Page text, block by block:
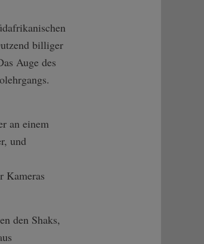
billiger
Auge des
an einem
und
Kameras
den Shaks,